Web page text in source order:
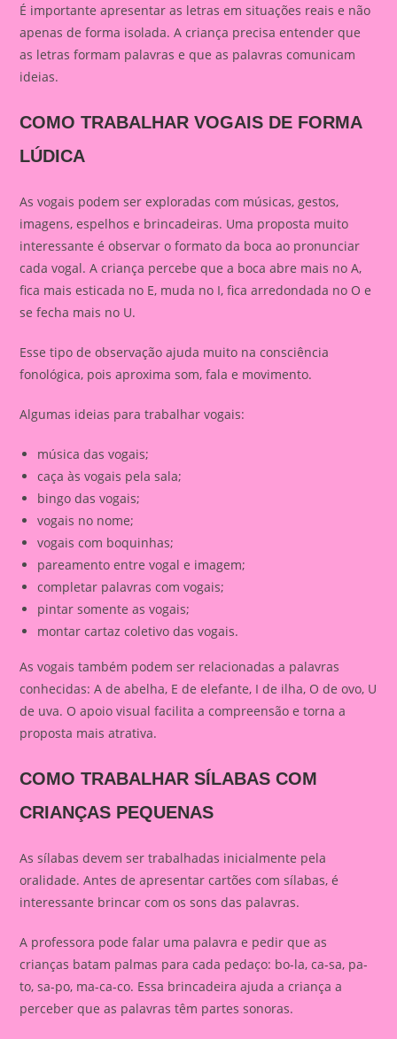
É importante apresentar as letras em situações reais e não
apenas de forma isolada. A criança precisa entender que
as letras formam palavras e que as palavras comunicam
ideias.
COMO TRABALHAR VOGAIS DE FORMA
LÚDICA
As vogais podem ser exploradas com músicas, gestos,
imagens, espelhos e brincadeiras. Uma proposta muito
interessante é observar o formato da boca ao pronunciar
cada vogal. A criança percebe que a boca abre mais no A,
fica mais esticada no E, muda no I, fica arredondada no O e
se fecha mais no U.
Esse tipo de observação ajuda muito na consciência
fonológica, pois aproxima som, fala e movimento.
Algumas ideias para trabalhar vogais:
música das vogais;
caça às vogais pela sala;
bingo das vogais;
vogais no nome;
vogais com boquinhas;
pareamento entre vogal e imagem;
completar palavras com vogais;
pintar somente as vogais;
montar cartaz coletivo das vogais.
As vogais também podem ser relacionadas a palavras
conhecidas: A de abelha, E de elefante, I de ilha, O de ovo, U
de uva. O apoio visual facilita a compreensão e torna a
proposta mais atrativa.
COMO TRABALHAR SÍLABAS COM
CRIANÇAS PEQUENAS
As sílabas devem ser trabalhadas inicialmente pela
oralidade. Antes de apresentar cartões com sílabas, é
interessante brincar com os sons das palavras.
A professora pode falar uma palavra e pedir que as
crianças batam palmas para cada pedaço: bo-la, ca-sa, pa-
to, sa-po, ma-ca-co. Essa brincadeira ajuda a criança a
perceber que as palavras têm partes sonoras.